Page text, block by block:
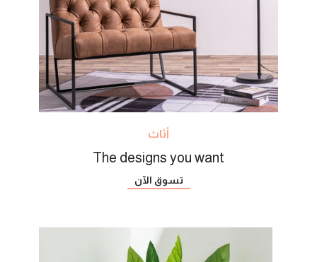
أثاث
The designs you want
تسوق الآن